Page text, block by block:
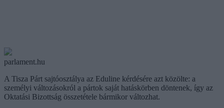
parlament.hu
A Tisza Párt sajtóosztálya az Eduline kérdésére azt közölte: a
személyi változásokról a pártok saját hatáskörben döntenek, így az
Oktatási Bizottság összetétele bármikor változhat.